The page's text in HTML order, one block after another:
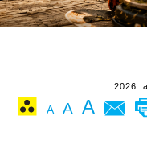
2026.
A A A